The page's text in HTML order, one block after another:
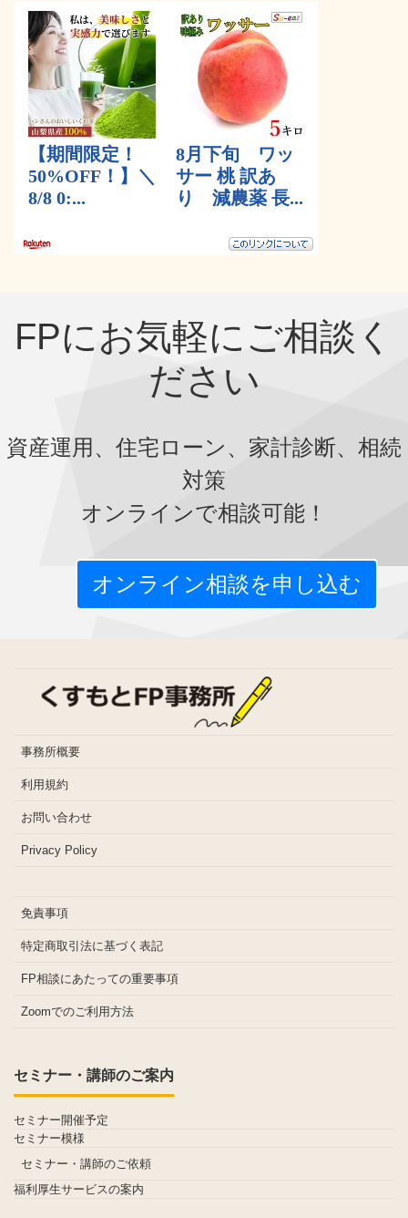
FPにお気軽にご相談く
ださい
資産運用、住宅ローン、家計診断、相続
対策
オンラインで相談可能！
オンライン相談を申し込む
事務所概要
利用規約
お問い合わせ
Privacy Policy
免責事項
特定商取引法に基づく表記
FP相談にあたっての重要事項
Zoomでのご利用方法
セミナー・講師のご案内
セミナー開催予定
セミナー模様
セミナー・講師のご依頼
福利厚生サービスの案内